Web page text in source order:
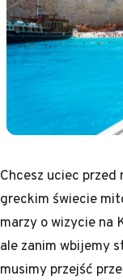
Chcesz uciec
greckim świecie
marzy o wizycie na
ale zanim wbijemy
musimy przejść